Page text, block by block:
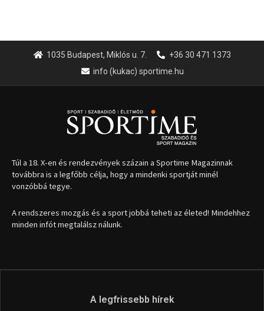
1035 Budapest, Miklós u. 7.
+36 30 471 1373
info (kukac) sportime.hu
Túl a 18. X-en és rendezvények százain a Sportime Magazinnak
továbbra is a legfőbb célja, hogy a mindenki sportját minél
vonzóbbá tegye.
A rendszeres mozgás és a sport jobbá teheti az életed! Mindehhez
minden infót megtalálsz nálunk.
A legfrissebb hírek